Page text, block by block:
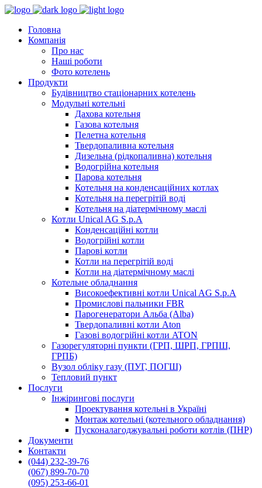
Головна
Компанія
Про нас
Наші роботи
Фото котелень
Продукти
Будівництво стаціонарних котелень
Модульні котельні
Дахова котельня
Газова котельня
Пелетна котельня
Твердопаливна котельня
Дизельна (рідкопаливна) котельня
Водогрійна котельня
Парова котельня
Котельня на конденсаційних котлах
Котельня на перегрітій воді
Котельня на діатермічному маслі
Котли Unical AG S.p.A
Конденсаційні котли
Водогрійні котли
Парові котли
Котли на перегрітій воді
Котли на діатермічному маслі
Котельне обладнання
Високоефективні котли Unical AG S.p.A
Промислові пальники FBR
Парогенератори Альба (Alba)
Твердопаливні котли Aton
Газові водогрійні котли ATON
Газорегуляторні пункти (ГРП, ШРП, ГРПШ,
ГРПБ)
Вузол обліку газу (ПУГ, ПОГШ)
Тепловий пункт
Послуги
Інжірингові послуги
Проектування котельні в Україні
Монтаж котельні (котельного обладнання)
Пусконалагоджувальні роботи котлів (ПНР)
Документи
Контакти
(044) 232-39-76
(067) 899-70-70
(095) 253-66-01